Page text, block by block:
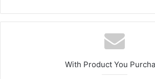
With Product You